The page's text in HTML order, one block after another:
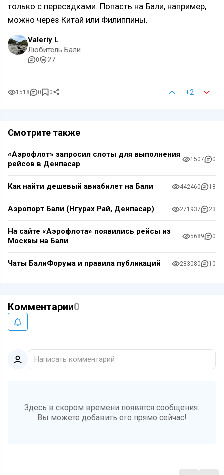
только с пересадками. Попасть на Бали, например,
можно через Китай или Филиппины.
Valeriy L
Любитель Бали
0 27
1518 0 0 +2
Смотрите также
«Аэрофлот» запросил слоты для выполнения
рейсов в Денпасар
1507 0
Как найти дешевый авиабилет на Бали 442460 18
Аэропорт Бали (Нгурах Рай, Денпасар) 271937 23
На сайте «Аэрофлота» появились рейсы из
Москвы на Бали
5689 0
Чаты БалиФорума и правила публикаций 283080 10
Комментарии0
Написать комментарий
Здесь в скором времени появятся сообщения.
Вы можете добавить его прямо сейчас!